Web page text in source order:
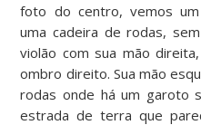
foto do centro, vemos
uma cadeira de rodas,
violão com sua mão
ombro direito. Sua mão
rodas onde há um garoto
estrada de terra que